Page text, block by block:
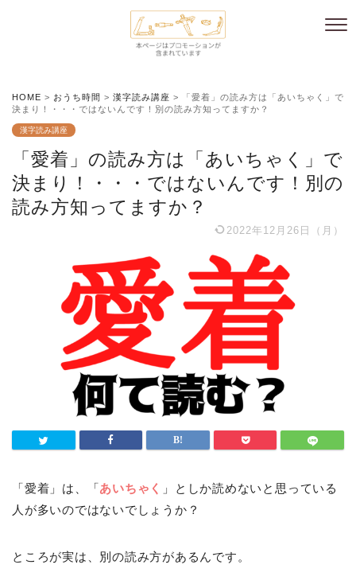
HOME > おうち時間 > 漢字読み講座 >
「愛着」の読み方は「あいちゃく」で
決まり！・・・ではないんです！別の読み方知ってますか？
漢字読み講座
「愛着」の読み方は「あいちゃく」で
決まり！・・・ではないんです！別の
読み方知ってますか？
2022年12月26日（月）
「愛着」は、「あいちゃく 」としか読めないと思っている
人が多いのではないでしょうか？
ところが実は、別の読み方があるんです。